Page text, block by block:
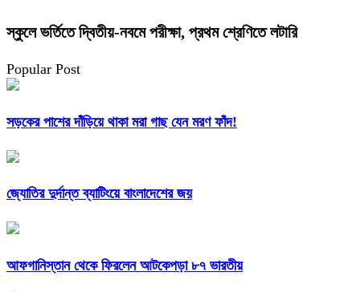
স্কুলে ভর্তিতে দ্বিতীয়-নবমে পরীক্ষা, প্রথম শ্রেণিতে লটারি
Popular Post
সড়কের পাশের দাঁড়িয়ে থাকা মরা গাছ যেন মরণ ফাঁদ!
জ্যোতির দুর্দান্ত ব্যাটিংয়ে বাংলাদেশের জয়
আফগানিস্তান থেকে ফিরলেন আটকেপড়া ৮৭ ভারতীয়